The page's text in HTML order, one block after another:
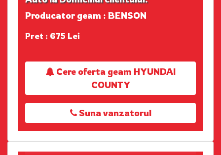
Producator geam : BENSON
Pret : 675 Lei
Cere oferta geam HYUNDAI
COUNTY
Suna vanzatorul